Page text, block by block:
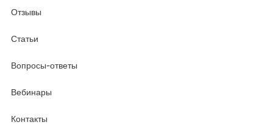
Отзывы
Статьи
Вопросы-ответы
Вебинары
Контакты